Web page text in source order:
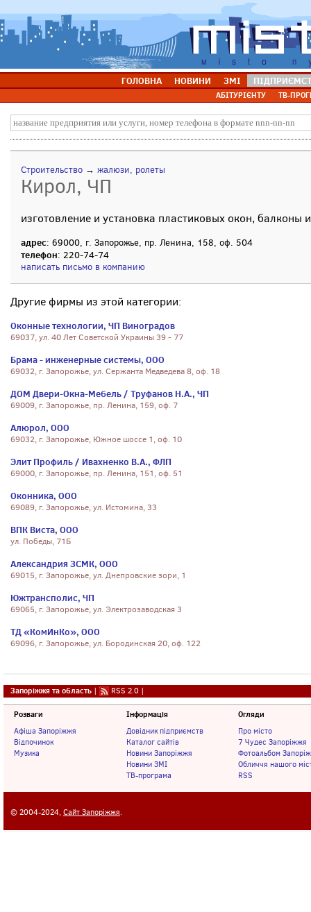
ГОЛОВНА НОВИНИ ЗМІ
АБІТУРІЄНТУ ТВ-
Строительство → жалюзи, ролеты
Кирол, ЧП
изготовление и установка пластиковых окон,
адрес: 69000, г. Запорожье, пр. Ленина, 158, оф. 504
телефон: 220-74-74
написать письмо в компанию
Другие фирмы из этой категории:
Оконные технологии, ЧП Виноградов
69037, ул. 40 Лет Советской Украины 39 - 77
Брама - инженерные системы, ООО
69032, г. Запорожье, ул. Сержанта Медведева 8, оф. 18
ДОМ Двери-Окна-Мебель / Труфанов Н.А., ЧП
69009, г. Запорожье, пр. Ленина, 159, оф. 7
Алюрол, ООО
69032, г. Запорожье, Южное шоссе 1, оф. 10
Элит Профиль / Ивахненко В.А., ФЛП
69000, г. Запорожье, пр. Ленина, 151, оф. 51
Оконника, ООО
69089, г. Запорожье, ул. Истомина, 33
ВПК Виста, ООО
ул. Победы, 71Б
Александрия ЗСМК, ООО
69015, г. Запорожье, ул. Днепровские зори, 1
Южтрансполис, ЧП
69065, г. Запорожье, ул. Электрозаводская 3
ТД «КомИнКо», ООО
69096, г. Запорожье, ул. Бородинская 20, оф. 122
Запоріжжя та область | RSS 2.0 |
Розваги
Афіша Запоріжжя
Відпочинок
Музика
Інформація
Довідник підприємств
Каталог сайтів
Новини Запоріжжя
Новини ЗМІ
ТВ-програма
Огляди
Про місто
7 Чудес Запоріжжя
Фотоальбом
Обличчя нашого
RSS
© 2004-2024, Сайт Запоріжжя.